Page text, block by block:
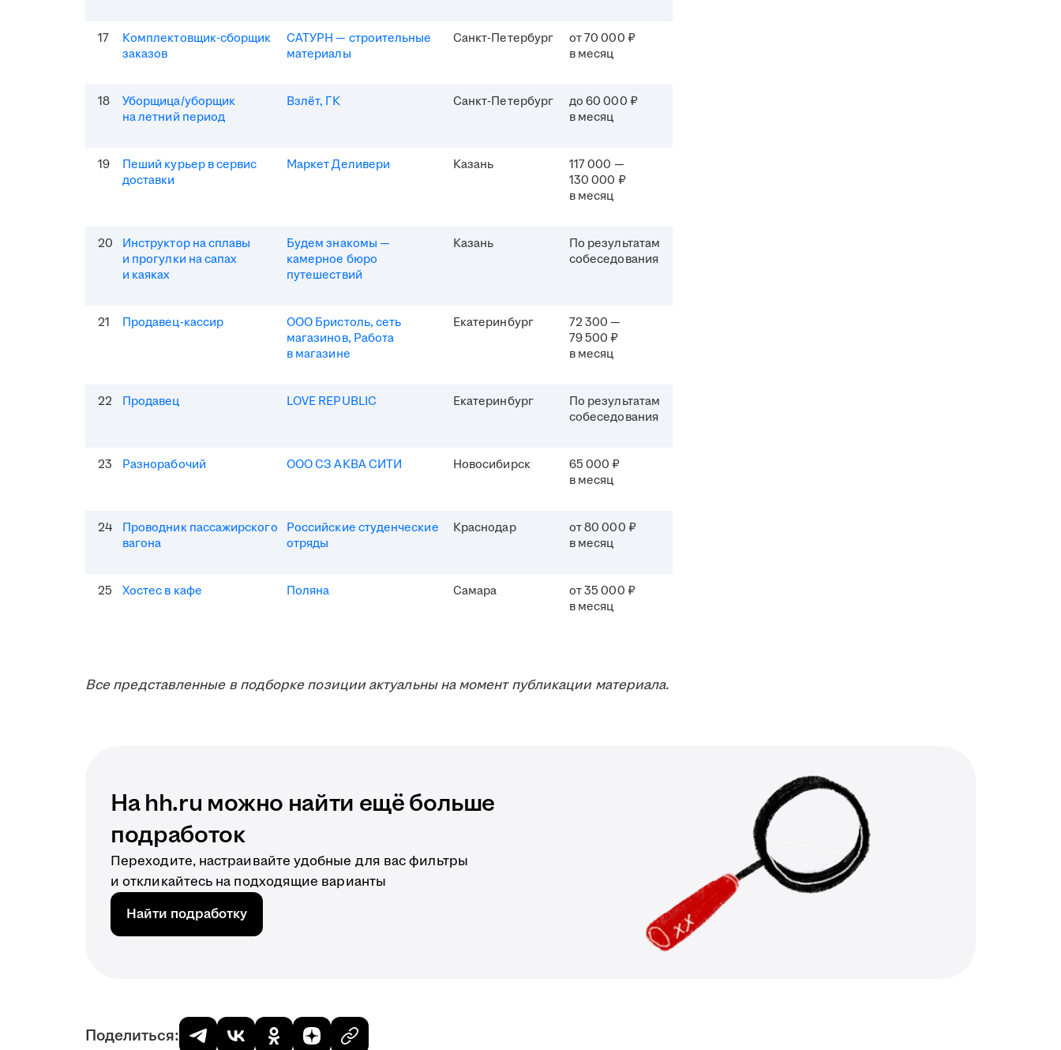
17
Комплектовщик-сборщик
заказов
САТУРН — строительные
материалы
Санкт-Петербург
от 70 000 ₽
в месяц
18
Уборщица/уборщик
на летний период
Взлёт, ГК Санкт-Петербург
до 60 000 ₽
в месяц
19
Пеший курьер в сервис
доставки
Маркет Деливери Казань
117 000 —
130 000 ₽
в месяц
20
Инструктор на сплавы
и прогулки на сапах
и каяках
Будем знакомы —
камерное бюро
путешествий
Казань
По результатам
собеседования
21 Продавец-кассир
ООО Бристоль, сеть
магазинов, Работа
в магазине
Екатеринбург
72 300 —
79 500 ₽
в месяц
22 Продавец LOVE REPUBLIC Екатеринбург
По результатам
собеседования
23 Разнорабочий ООО СЗ АКВА СИТИ Новосибирск
65 000 ₽
в месяц
24
Проводник пассажирского
вагона
Российские студенческие
отряды
Краснодар
от 80 000 ₽
в месяц
25 Хостес в кафе Поляна Самара
от 35 000 ₽
в месяц
Все представленные в подборке позиции актуальны на момент публикации материала.
На hh.ru можно найти ещё больше
подработок
Переходите, настраивайте удобные для вас фильтры
и откликайтесь на подходящие варианты
Найти подработку
Поделиться: